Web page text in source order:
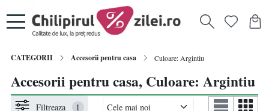
CATEGORII Accesorii pentru casa Culoare: Argintiu
Accesorii pentru casa, Culoare: Argintiu
Filtreaza 1